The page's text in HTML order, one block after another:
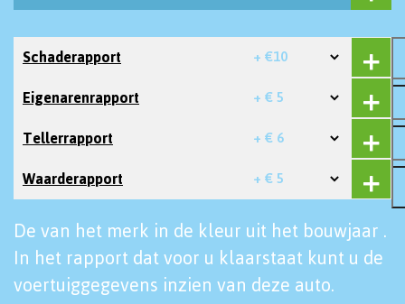
Schaderapport + €10
Eigenarenrapport + € 5
Tellerrapport + € 6
Waarderapport + € 5
De van het merk in de kleur uit het bouwjaar .
In het rapport dat voor u klaarstaat kunt u de
voertuiggegevens inzien van deze auto.